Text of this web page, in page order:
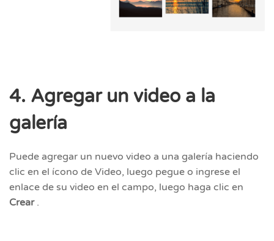
4. Agregar un video a la
galería
Puede agregar un nuevo video a una galería haciendo
clic en el ícono de Video, luego pegue o ingrese el
enlace de su video en el campo, luego haga clic en
Crear .